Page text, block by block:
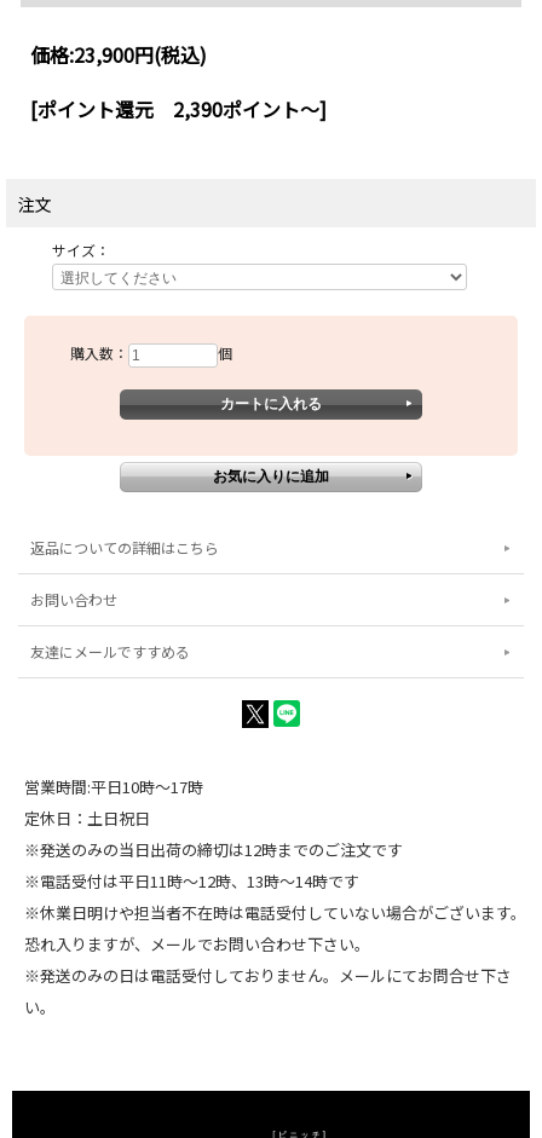
価格:23,900円(税込)
[ポイント還元 2,390ポイント～]
注文
サイズ：
購入数： 個
返品についての詳細はこちら
お問い合わせ
友達にメールですすめる
営業時間:平日10時～17時
定休日：土日祝日
※発送のみの当日出荷の締切は12時までのご注文です
※電話受付は平日11時～12時、13時～14時です
※休業日明けや担当者不在時は電話受付していない場合がございます。
恐れ入りますが、メールでお問い合わせ下さい。
※発送のみの日は電話受付しておりません。メールにてお問合せ下さ
い。